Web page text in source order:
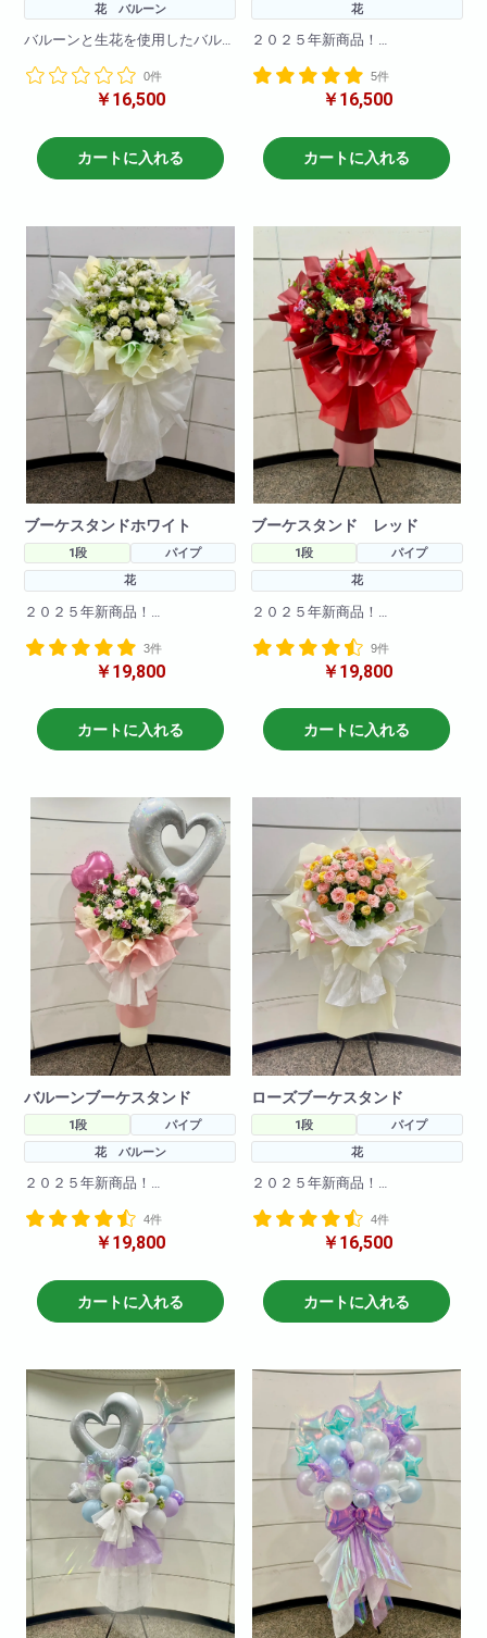
花 バルーン
バルーンと生花を使用したバル
バルーンや生花のお色の変更も
H190
W80
0件
￥16,500
カートに入れる
花
２０２５年新商品！
が登場！
まだ日本では珍しいスタンド花
てます！
※サイズ高さ160センチ×70セン
すので直接当店までお問い合わ
せ下さい!
※写真はイメージです
仕入れ状況により花材は変動い
たしますので
何卒ご了承ください。
5件
￥16,500
カートに入れる
ブーケスタンドホワイト
1段
パイプ
花
２０２５年新商品！
が登場！
まだ日本では珍しいスタンド花
てます！
さらに今回は白色の指定でお作
※サイズ高さ160センチ×70セン
急な御注文にも対応しておりま
すので直接当店までお問い合わ
せ下さい!
※写真はイメージです
仕入れ状況により花材は変動い
たしますので
何卒ご了承ください。
3件
￥19,800
カートに入れる
ブーケスタンド レッド
1段
パイプ
花
２０２５年新商品！
が登場！
まだ日本では珍しいスタンド花
てます！
さらに今回は赤色の指定でお作
チ
急な御注文にも対応しておりま
すので直接当店までお問い合わ
せ下さい!
※写真はイメージです
仕入れ状況により花材は変動い
たしますので
何卒ご了承ください。
9件
￥19,800
カートに入れる
バルーンブーケスタンド
1段
パイプ
花 バルーン
２０２５年新商品！
が登場！
まだ日本では珍しいスタンド花
てます！
バルーンを使ってさらに可愛く
なりました
急な御注文にも対応しておりま
すので直接当店までお問い合わ
せ下さい!
※写真はイメージです
仕入れ状況により花材は変動い
たしますので
何卒ご了承ください。
4件
￥19,800
カートに入れる
ローズブーケスタンド
1段
パイプ
花
２０２５年新商品！
が登場！
まだ日本では珍しいスタンド花
てます！
※サイズ高さ160センチ×70セン
すので直接当店までお問い合わ
※写真はイメージです
仕入れ状況により花材は変動い
たしますので
何卒ご了承ください。
4件
￥16,500
カートに入れる